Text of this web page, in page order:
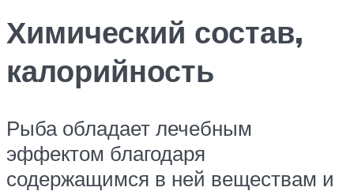
Химический состав,
калорийность
Рыба обладает лечебным
эффектом благодаря
содержащимся в ней веществам и